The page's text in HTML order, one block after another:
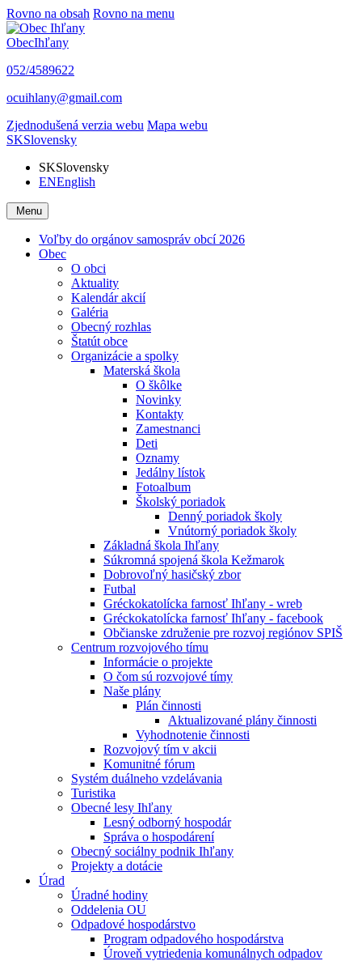
Rovno na obsah Rovno na menu
ObecIhľany
052/4589622
ocuihlany@gmail.com
Zjednodušená verzia webu Mapa webu
SKSlovensky
SKSlovensky
ENEnglish
Menu
Voľby do orgánov samospráv obcí 2026
Obec
O obci
Aktuality
Kalendár akcií
Galéria
Obecný rozhlas
Štatút obce
Organizácie a spolky
Materská škola
O škôlke
Novinky
Kontakty
Zamestnanci
Deti
Oznamy
Jedálny lístok
Fotoalbum
Školský poriadok
Denný poriadok školy
Vnútorný poriadok školy
Základná škola Ihľany
Súkromná spojená škola Kežmarok
Dobrovoľný hasičský zbor
Futbal
Gréckokatolícka farnosť Ihľany - wreb
Gréckokatolícka farnosť Ihľany - facebook
Občianske združenie pre rozvoj regiónov SPIŠ
Centrum rozvojového tímu
Informácie o projekte
O čom sú rozvojové tímy
Naše plány
Plán činnosti
Aktualizované plány činnosti
Vyhodnotenie činnosti
Rozvojový tím v akcii
Komunitné fórum
Systém duálneho vzdelávania
Turistika
Obecné lesy Ihľany
Lesný odborný hospodár
Správa o hospodárení
Obecný sociálny podnik Ihľany
Projekty a dotácie
Úrad
Úradné hodiny
Oddelenia OU
Odpadové hospodárstvo
Program odpadového hospodárstva
Úroveň vytriedenia komunálnych odpadov